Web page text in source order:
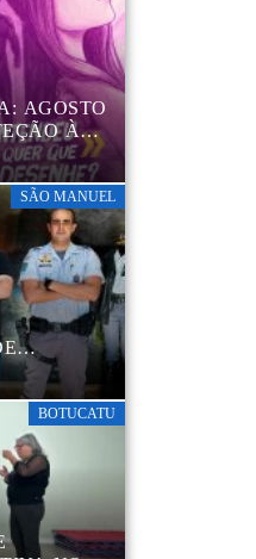
AGOSTO
ÀS
SÃO MANUEL
BOTUCATU